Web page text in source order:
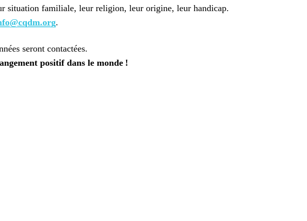
situation familiale, leur religion, leur origine, leur handicap.
.
seront contactées.
positif dans le monde !